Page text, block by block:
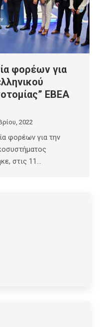
φορέων για
ΕΒΕΑ
2022
φορέων για την
στις 11…